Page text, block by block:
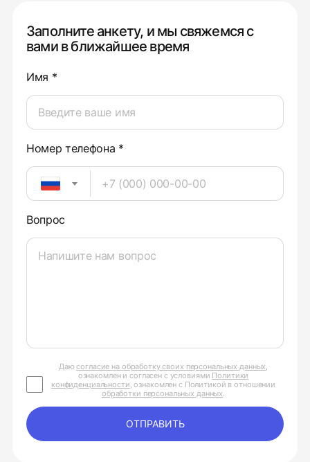
Заполните анкету, и мы свяжемся с
вами в ближайшее время
Имя *
Номер телефона *
Вопрос
Даюсогласие на обработку своих персональных данных,
ознакомлен и согласен с условиями Политики
конфиденциальности, ознакомлен с Политикой в отношении
обработки персональных данных.
ОТПРАВИТЬ